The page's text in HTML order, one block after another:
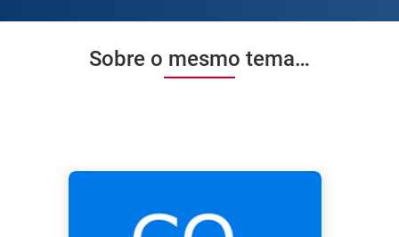
Sobre o mesmo tema…